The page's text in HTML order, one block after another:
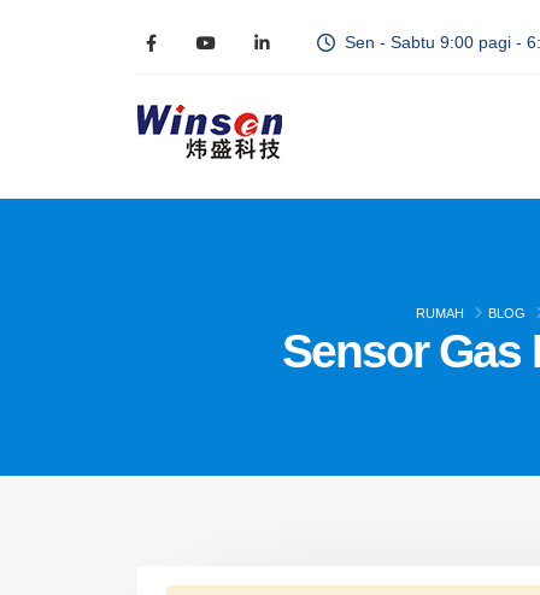
Sen - Sabtu 9:00 pagi -
RUMAH BLOG
Sensor Gas